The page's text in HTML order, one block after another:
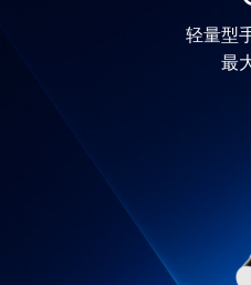
轻量型手持激
最大测